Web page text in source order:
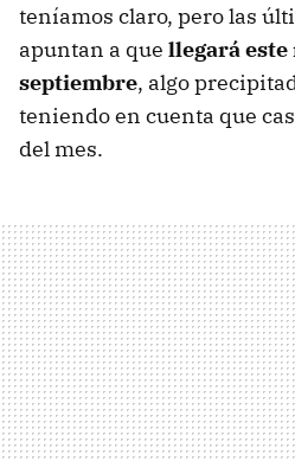
teníamos claro, pero las
apuntan a que llegará este
septiembre, algo
teniendo en cuenta que
del mes.